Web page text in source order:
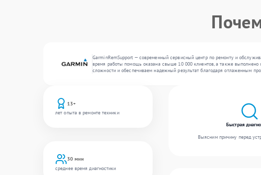
GarminRemSupport — современный сервисный центр по ремонту и
время работы помощь оказана свыше 10 000 клиентов, а также
сложности и обеспечиваем надежный результат благодаря отлаженным
13+
лет опыта в ремонте техники
30 мин
среднее время диагностики
Быстрая
Выясним причину перед